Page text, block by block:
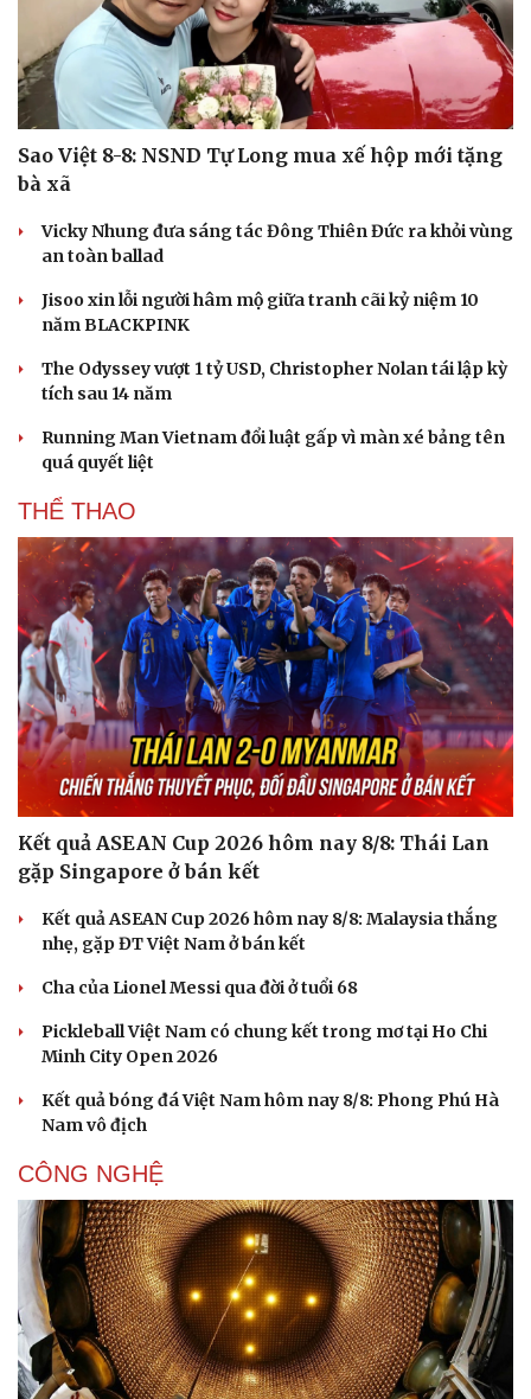
Du lịch
Tư vấn
Săn Tour
check-in
Podcast
Câu chuyện thời sự
Đọc truyện đêm khuya
Cửa sổ tình yêu
Sao Việt 8-8: NSND Tự Long mua xế hộp mới tặng
bà xã
Vicky Nhung đưa sáng tác Đông Thiên Đức ra khỏi vùng
an toàn ballad
Jisoo xin lỗi người hâm mộ giữa tranh cãi kỷ niệm 10
năm BLACKPINK
The Odyssey vượt 1 tỷ USD, Christopher Nolan tái lập kỳ
tích sau 14 năm
Running Man Vietnam đổi luật gấp vì màn xé bảng tên
quá quyết liệt
THỂ THAO
Kết quả ASEAN Cup 2026 hôm nay 8/8: Thái Lan
gặp Singapore ở bán kết
Kết quả ASEAN Cup 2026 hôm nay 8/8: Malaysia thắng
nhẹ, gặp ĐT Việt Nam ở bán kết
Cha của Lionel Messi qua đời ở tuổi 68
Pickleball Việt Nam có chung kết trong mơ tại Ho Chi
Minh City Open 2026
Kết quả bóng đá Việt Nam hôm nay 8/8: Phong Phú Hà
Nam vô địch
CÔNG NGHỆ